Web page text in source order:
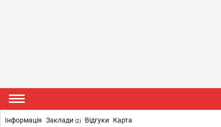
Інформація Заклади (2) Відгуки Карта